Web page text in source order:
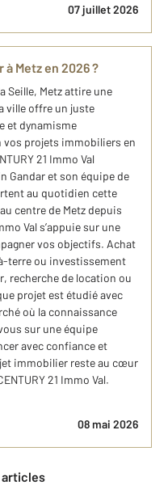
07 juillet 2026
Metz en 2026 ?
Seille, Metz attire une
ville offre un juste
et dynamisme
vos projets immobiliers en
21 Immo Val
Gandar et son équipe de
au quotidien cette
centre de Metz depuis
Val s’appuie sur une
vos objectifs. Achat
terre ou investissement
recherche de location ou
projet est étudié avec
où la connaissance
sur une équipe
avec confiance et
immobilier reste au cœur
21 Immo Val.
08 mai 2026
articles